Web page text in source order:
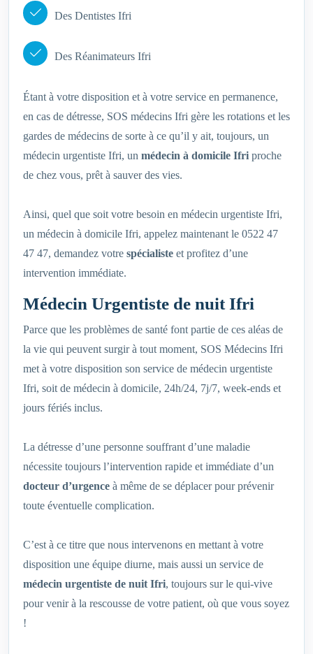
Des Dentistes Ifri
Des Réanimateurs Ifri
Étant à votre disposition et à votre service en permanence,
en cas de détresse, SOS médecins Ifri gère les rotations et les
gardes de médecins de sorte à ce qu’il y ait, toujours, un
médecin urgentiste Ifri, un médecin à domicile Ifri proche
de chez vous, prêt à sauver des vies.
Ainsi, quel que soit votre besoin en médecin urgentiste Ifri,
un médecin à domicile Ifri, appelez maintenant le 0522 47
47 47, demandez votre spécialiste et profitez d’une
intervention immédiate.
Médecin Urgentiste de nuit Ifri
Parce que les problèmes de santé font partie de ces aléas de
la vie qui peuvent surgir à tout moment, SOS Médecins Ifri
met à votre disposition son service de médecin urgentiste
Ifri, soit de médecin à domicile, 24h/24, 7j/7, week-ends et
jours fériés inclus.
La détresse d’une personne souffrant d’une maladie
nécessite toujours l’intervention rapide et immédiate d’un
docteur d’urgence à même de se déplacer pour prévenir
toute éventuelle complication.
C’est à ce titre que nous intervenons en mettant à votre
disposition une équipe diurne, mais aussi un service de
médecin urgentiste de nuit Ifri, toujours sur le qui-vive
pour venir à la rescousse de votre patient, où que vous soyez
!